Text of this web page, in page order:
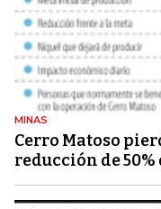
MINAS
Cerro Matoso
reducción de